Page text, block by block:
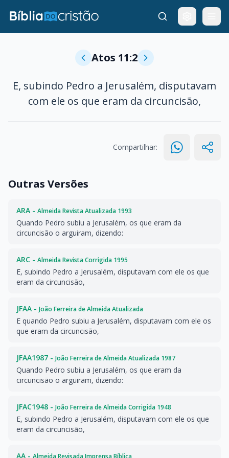
Atos 11:2
E, subindo Pedro a Jerusalém, disputavam
com ele os que eram da circuncisão,
Compartilhar:
Outras Versões
ARA - Almeida Revista Atualizada 1993
Quando Pedro subiu a Jerusalém, os que eram da
circuncisão o arguiram, dizendo:
ARC - Almeida Revista Corrigida 1995
E, subindo Pedro a Jerusalém, disputavam com ele os que
eram da circuncisão,
JFAA - João Ferreira de Almeida Atualizada
E quando Pedro subiu a Jerusalém, disputavam com ele os
que eram da circuncisão,
JFAA1987 - João Ferreira de Almeida Atualizada 1987
Quando Pedro subiu a Jerusalém, os que eram da
circuncisão o argüiram, dizendo:
JFAC1948 - João Ferreira de Almeida Corrigida 1948
E, subindo Pedro a Jerusalém, disputavam com ele os que
eram da circuncisão,
AA - Almeida Revisada Imprensa Bíblica